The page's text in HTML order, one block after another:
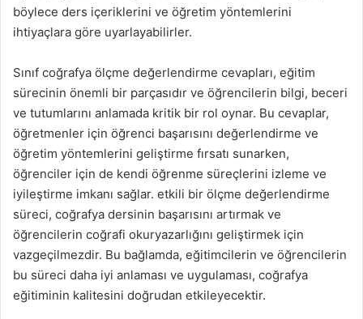
böylece ders içeriklerini ve öğretim yöntemlerini
ihtiyaçlara göre uyarlayabilirler.
Sınıf coğrafya ölçme değerlendirme cevapları, eğitim
sürecinin önemli bir parçasıdır ve öğrencilerin bilgi, beceri
ve tutumlarını anlamada kritik bir rol oynar. Bu cevaplar,
öğretmenler için öğrenci başarısını değerlendirme ve
öğretim yöntemlerini geliştirme fırsatı sunarken,
öğrenciler için de kendi öğrenme süreçlerini izleme ve
iyileştirme imkanı sağlar. etkili bir ölçme değerlendirme
süreci, coğrafya dersinin başarısını artırmak ve
öğrencilerin coğrafi okuryazarlığını geliştirmek için
vazgeçilmezdir. Bu bağlamda, eğitimcilerin ve öğrencilerin
bu süreci daha iyi anlaması ve uygulaması, coğrafya
eğitiminin kalitesini doğrudan etkileyecektir.